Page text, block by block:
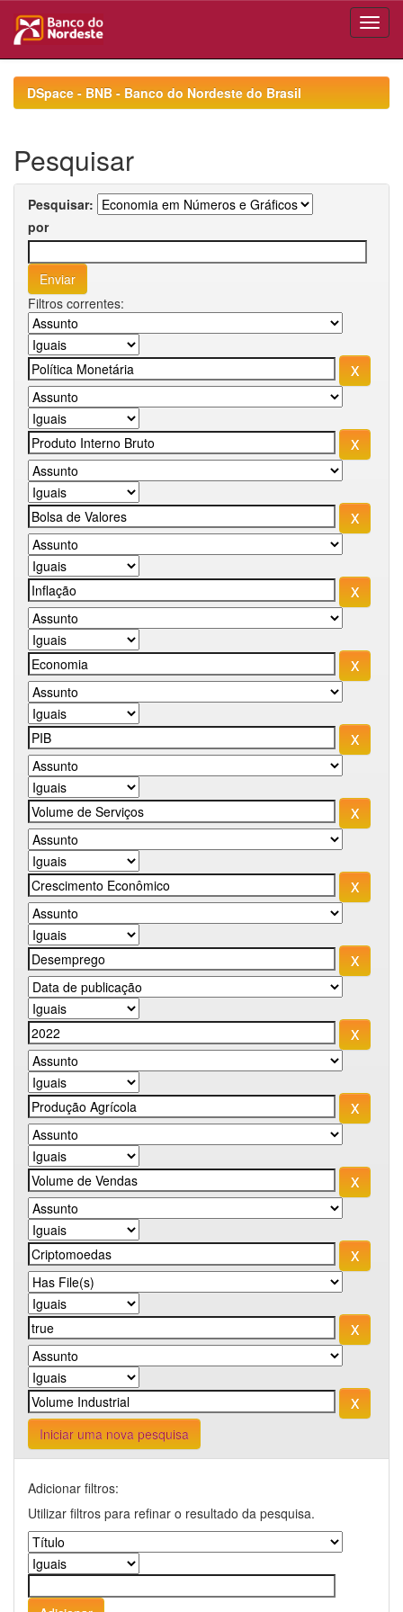
navigationDSpace - BNB - Banco do Nordeste do Brasil
Pesquisar
Pesquisar:
por
Filtros correntes:
Iniciar uma nova pesquisa
Adicionar filtros:
Utilizar filtros para refinar o resultado da pesquisa.